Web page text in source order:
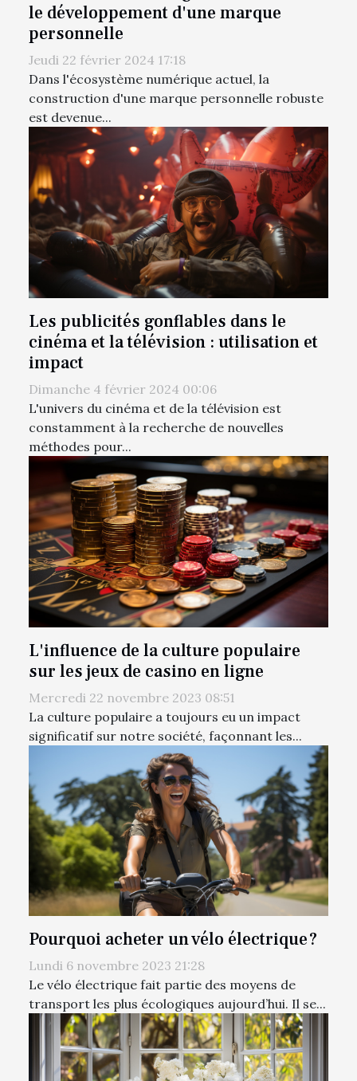
le développement d'une marque
personnelle
Jeudi 22 février 2024 17:18
Dans l'écosystème numérique actuel, la
construction d'une marque personnelle robuste
est devenue...
Les publicités gonflables dans le
cinéma et la télévision : utilisation et
impact
Dimanche 4 février 2024 00:06
L'univers du cinéma et de la télévision est
constamment à la recherche de nouvelles
méthodes pour...
L'influence de la culture populaire
sur les jeux de casino en ligne
Mercredi 22 novembre 2023 08:51
La culture populaire a toujours eu un impact
significatif sur notre société, façonnant les...
Pourquoi acheter un vélo électrique ?
Lundi 6 novembre 2023 21:28
Le vélo électrique fait partie des moyens de
transport les plus écologiques aujourd’hui. Il se...